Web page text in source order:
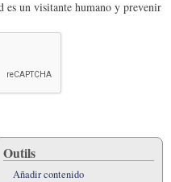
es un visitante humano y prevenir
Outils
Añadir contenido